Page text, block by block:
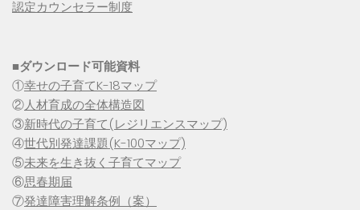
認定カウンセラー制度
■ダウンロード可能資料
①幸せの子育てK-18マップ
②人材育成の全体構造図
③新時代の子育て(レジリエンスマップ)
④世代別発達課題(K-100マップ)
⑤未来を生き抜く子育てマップ
⑥思春期届
⑦発達障害理解条例（案）